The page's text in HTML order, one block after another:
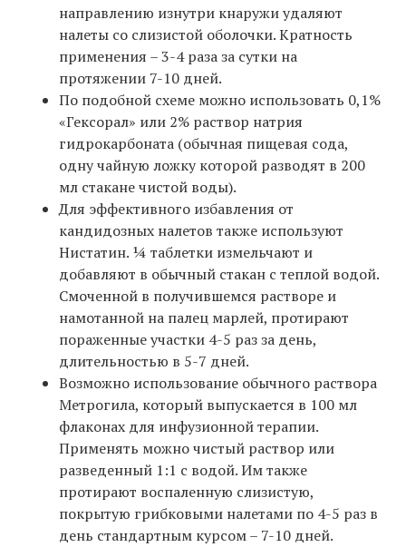
направлению изнутри кнаружи удаляют
налеты со слизистой оболочки. Кратность
применения – 3-4 раза за сутки на
протяжении 7-10 дней.
По подобной схеме можно использовать 0,1%
«Гексорал» или 2% раствор натрия
гидрокарбоната (обычная пищевая сода,
одну чайную ложку которой разводят в 200
мл стакане чистой воды).
Для эффективного избавления от
кандидозных налетов также используют
Нистатин. ¼ таблетки измельчают и
добавляют в обычный стакан с теплой водой.
Смоченной в получившемся растворе и
намотанной на палец марлей, протирают
пораженные участки 4-5 раз за день,
длительностью в 5-7 дней.
Возможно использование обычного раствора
Метрогила, который выпускается в 100 мл
флаконах для инфузионной терапии.
Применять можно чистый раствор или
разведенный 1:1 с водой. Им также
протирают воспаленную слизистую,
покрытую грибковыми налетами по 4-5 раз в
день стандартным курсом – 7-10 дней.